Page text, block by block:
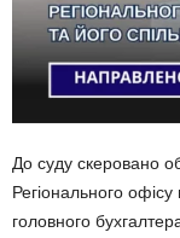
До суду скеровано
Регіонального офісу
головного